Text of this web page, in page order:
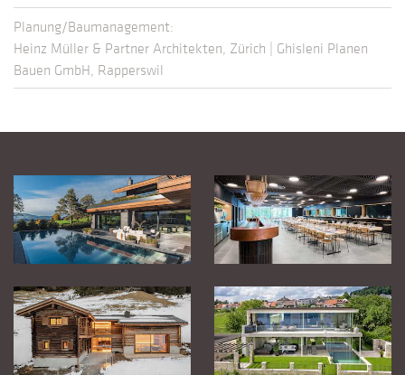
Planung/Baumanagement:
Heinz Müller & Partner Architekten, Zürich | Ghisleni Planen
Bauen GmbH, Rapperswil